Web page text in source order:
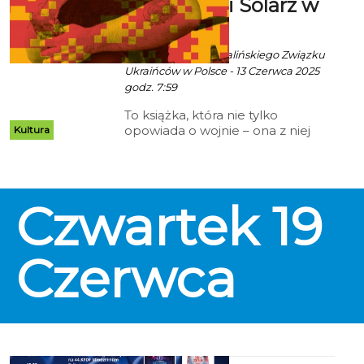
Kultura
książki Olgi Solarz w
Koszalinie
Ala za Oddział Koszalińskiego Związku
Ukraińców w Polsce - 13 Czerwca 2025
godz. 7:59
To książka, która nie tylko
opowiada o wojnie – ona z niej
Publicznej w Koszalinie (Plac
Polonii 1) odbędzie się spotkanie
promujące najnowszą książkę dr
Olgi Solarz pt. „Dzikie Pole”.
Czwartek 19
Czerwca